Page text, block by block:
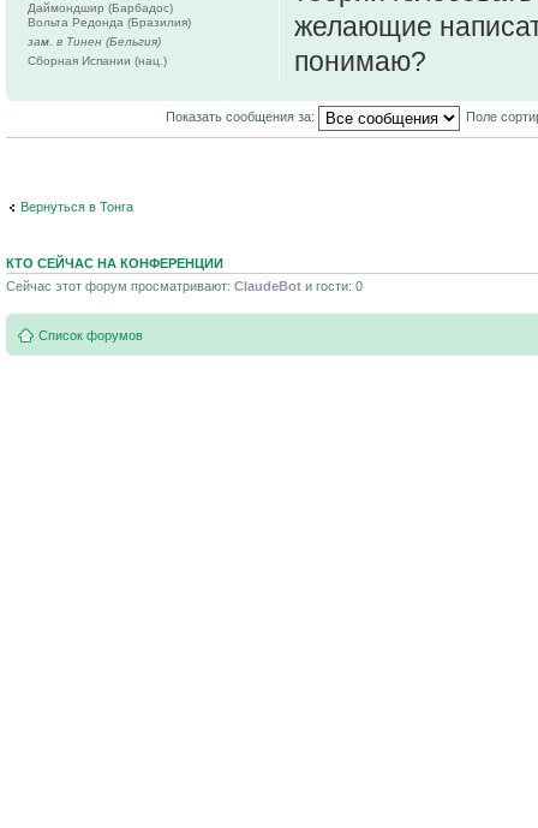
желающие
понимаю?
Даймондшир (Барбадос)
Вольта Редонда (Бразилия)
зам. в Тинен (Бельгия)
Сборная Испании (нац.)
Показать сообщения за: Поле
Вернуться в Тонга
КТО СЕЙЧАС НА КОНФЕРЕНЦИИ
Сейчас этот форум просматривают: ClaudeBot и гости: 0
Список форумов